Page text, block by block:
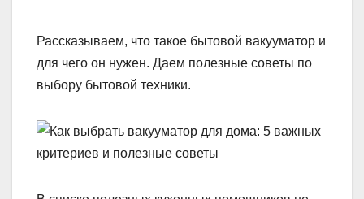
Рассказываем, что такое бытовой вакууматор и
для чего он нужен. Даем полезные советы по
выбору бытовой техники.